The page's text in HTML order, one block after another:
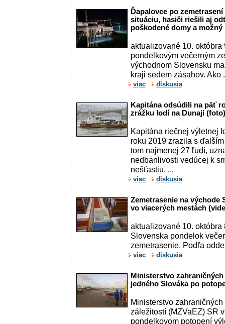
Ďapalovce po
situáciu, hasiči riešili aj
poškodené domy a
aktualizované 10. októbra
pondelkovým večerným
východnom Slovensku
kraji sedem zásahov. Ako
viac diskusia
Kapitána odsúdili na päť
zrážku lodí na Dunaji (foto)
Kapitána riečnej výletnej
roku 2019 zrazila s
tom najmenej 27 ľudí,
nedbanlivosti vedúcej k
nešťastiu. ...
viac diskusia
Zemetrasenie na
vo viacerých mestách
aktualizované 10. októbra
Slovenska pondelok
zemetrasenie. Podľa
viac diskusia
Ministerstvo
jedného Slováka po
Ministerstvo
záležitostí (MZVaEZ) SR
pondelkovom potopení